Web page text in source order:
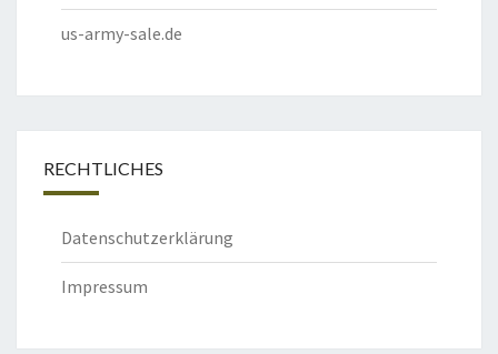
us-army-sale.de
RECHTLICHES
Datenschutzerklärung
Impressum